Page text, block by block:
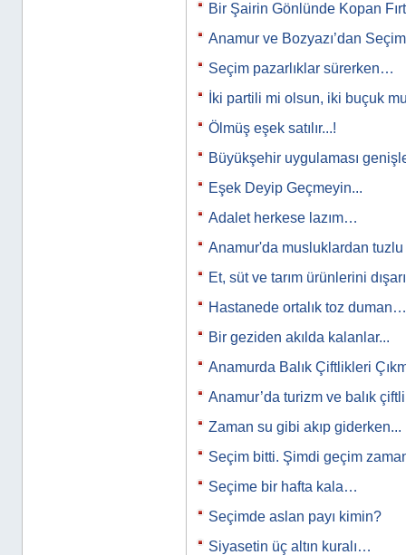
Bir Şairin Gönlünde Kopan
Anamur ve Bozyazı’dan
Seçim pazarlıklar sürerken…
İki partili mi olsun, iki buçuk
Ölmüş eşek satılır...!
Büyükşehir uygulaması
Eşek Deyip Geçmeyin...
Adalet herkese lazım…
Anamur'da musluklardan
Et, süt ve tarım ürünlerini
Hastanede ortalık toz duman…
Bir geziden akılda kalanlar...
Anamurda Balık Çiftlikleri
Anamur’da turizm ve balık
Zaman su gibi akıp giderken...
Seçim bitti. Şimdi geçim
Seçime bir hafta kala…
Seçimde aslan payı kimin?
Siyasetin üç altın kuralı…